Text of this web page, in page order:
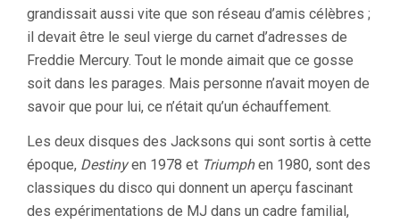
grandissait aussi vite que son réseau d’amis célèbres ;
il devait être le seul vierge du carnet d’adresses de
Freddie Mercury. Tout le monde aimait que ce gosse
soit dans les parages. Mais personne n’avait moyen de
savoir que pour lui, ce n’était qu’un échauffement.
Les deux disques des Jacksons qui sont sortis à cette
époque, Destinyen 1978 et Triumphen 1980, sont des
classiques du disco qui donnent un aperçu fascinant
des expérimentations de MJ dans un cadre familial,